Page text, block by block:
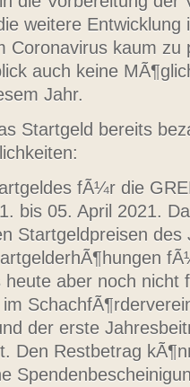
weitere Entwicklung
Coronavirus kaum zu
auch keine
Jahr.
Startgeld bereits
fÃ¼r die
bis 05. April 2021.
Startgeldpreisen des
heute aber noch nicht
der erste
Den Restbetrag